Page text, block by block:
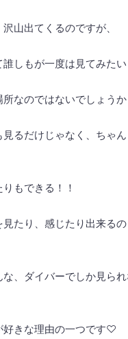
山出てくるのですが、
誰しもが一度は見てみたい
なのではないでしょうか
見るだけじゃなく、ちゃ
もできる！！
見たり、感じたり出来る
、ダイバーでしか見ら
好きな理由の一つです♡